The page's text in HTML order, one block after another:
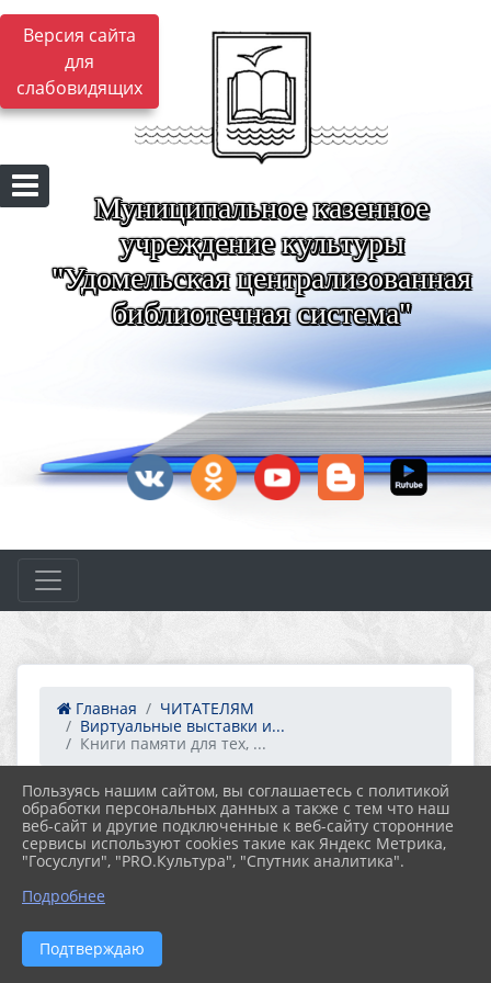
Версия сайта
для
слабовидящих
Муниципальное казенное
учреждение культуры
"Удомельская централизованная
библиотечная система"
Главная
ЧИТАТЕЛЯМ
Виртуальные выставки и...
Книги памяти для тех, ...
27.01.2025 13:28 70
КНИГИ ПАМЯТИ ДЛЯ ТЕХ, КТО ХОЧЕТ
ВОССОЗДАТЬ МАСШТАБНУЮ КАРТИНУ
МИРОВОЙ ИСТОРИИ В ЛИЦАХ И
СУДЬБАХ ЛЮДЕЙ. МЕЖДУНАРОДНЫЙ
Пользуясь нашим сайтом, вы соглашаетесь с политикой
обработки персональных данных а также с тем что наш
веб-сайт и другие подключенные к веб-сайту сторонние
сервисы используют cookies такие как Яндекс Метрика,
"Госуслуги", "PRO.Культура", "Спутник аналитика".
Подробнее
Подтверждаю